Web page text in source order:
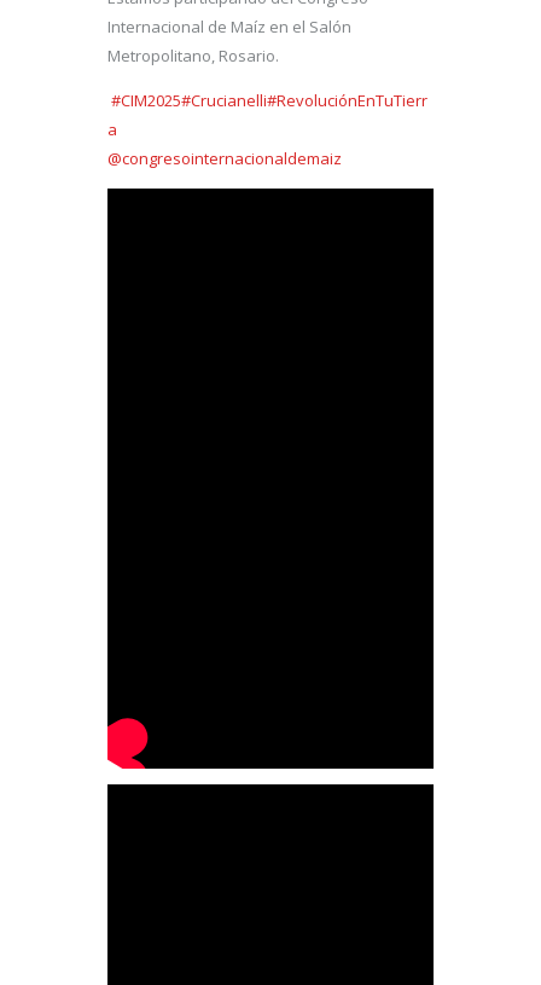
Internacional de Maíz en el Salón
Metropolitano, Rosario.
#CIM2025#Crucianelli#RevoluciónEnTuTierr
a
@congresointernacionaldemaiz